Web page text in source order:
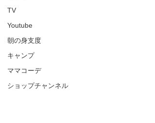
TV
Youtube
朝の身支度
キャンプ
ママコーデ
ショップチャンネル